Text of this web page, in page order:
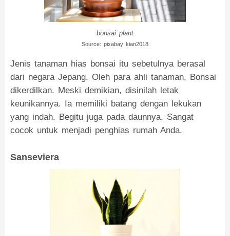
bonsai plant
Source: pixabay kian2018
Jenis tanaman hias bonsai itu sebetulnya berasal
dari negara Jepang. Oleh para ahli tanaman, Bonsai
dikerdilkan. Meski demikian, disinilah letak
keunikannya. Ia memiliki batang dengan lekukan
yang indah. Begitu juga pada daunnya. Sangat
cocok untuk menjadi penghias rumah Anda.
Sanseviera